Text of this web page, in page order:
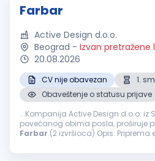
Farbar
Active Design d.o.o.
Beograd - Izvan pretražene
20.08.2026
CV nije obavezan
1.
Obaveštenje o statusu prijave
...Kompanija Active Design d.o.o. iz
povećanog obima posla, proširuje
Farbar (2 izvršioca) Opis: Priprema elemenata za farbanje
Nudimo...